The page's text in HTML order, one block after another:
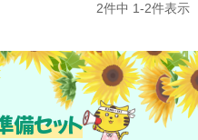
2件中 1-2件表示
備セット